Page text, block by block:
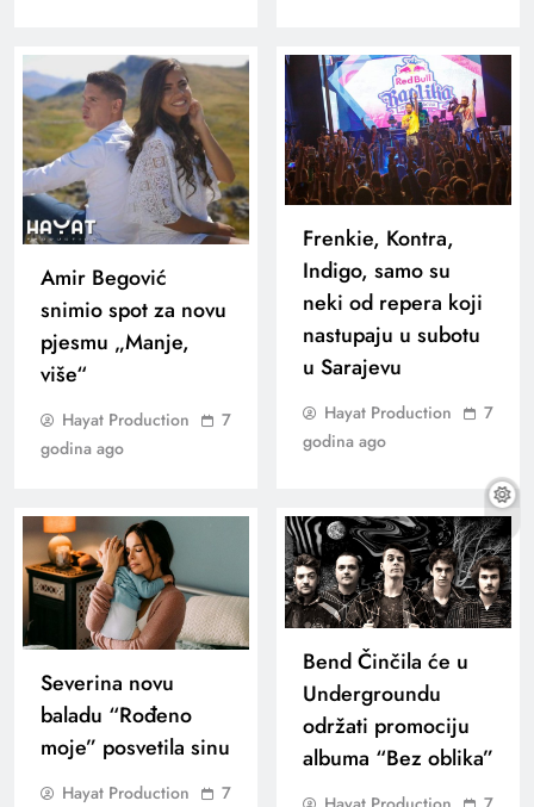
Amir Begović
snimio spot za novu
pjesmu „Manje,
više“
Hayat Production
7
godina ago
Frenkie, Kontra,
Indigo, samo su
neki od repera koji
nastupaju u subotu
u Sarajevu
Hayat Production
7
godina ago
Severina novu
baladu “Rođeno
moje” posvetila sinu
Hayat Production
7
Bend Činčila će u
Undergroundu
održati promociju
albuma “Bez oblika”